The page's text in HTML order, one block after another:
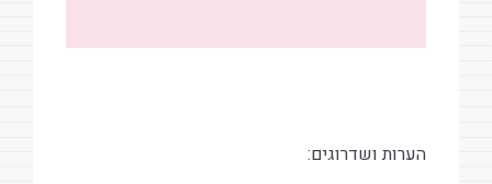
הערות ושדרוגים: